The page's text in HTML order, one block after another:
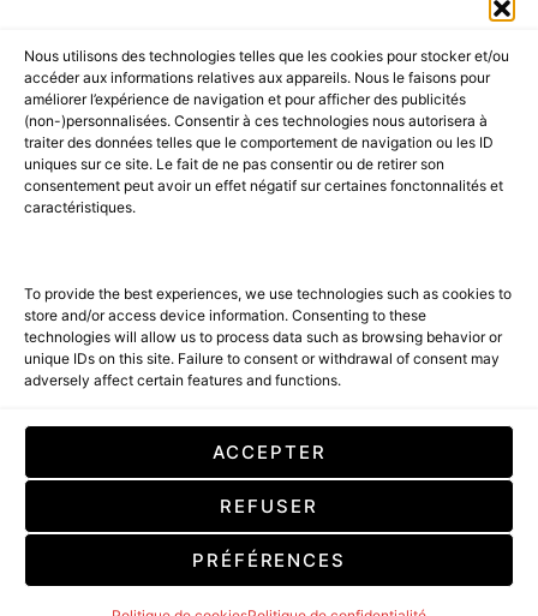
Nous utilisons des technologies telles que les cookies pour stocker et/ou
accéder aux informations relatives aux appareils. Nous le faisons pour
améliorer l’expérience de navigation et pour afficher des publicités
(non-)personnalisées. Consentir à ces technologies nous autorisera à
traiter des données telles que le comportement de navigation ou les ID
uniques sur ce site. Le fait de ne pas consentir ou de retirer son
consentement peut avoir un effet négatif sur certaines fonctonnalités et
caractéristiques.
To provide the best experiences, we use technologies such as cookies to
store and/or access device information. Consenting to these
technologies will allow us to process data such as browsing behavior or
unique IDs on this site. Failure to consent or withdrawal of consent may
adversely affect certain features and functions.
ACCEPTER
REFUSER
PRÉFÉRENCES
PART OF THEAMILCAR MAGAZINE GROUP.EDITOR - ADVERTISING
AGENCE MEDIANE.
ACCUEIL BEST OF LUXE
35 MAGAZINES
SHOPPING & CONCIERGERIE
Voyages Contact
SUBSCRIBE
acceptez nos conditions d'utilisation concernant le stockage des
données soumises par le biais de ce formulaire. By checking this box, you
confirm that you have read and are agreeing to our terms of use